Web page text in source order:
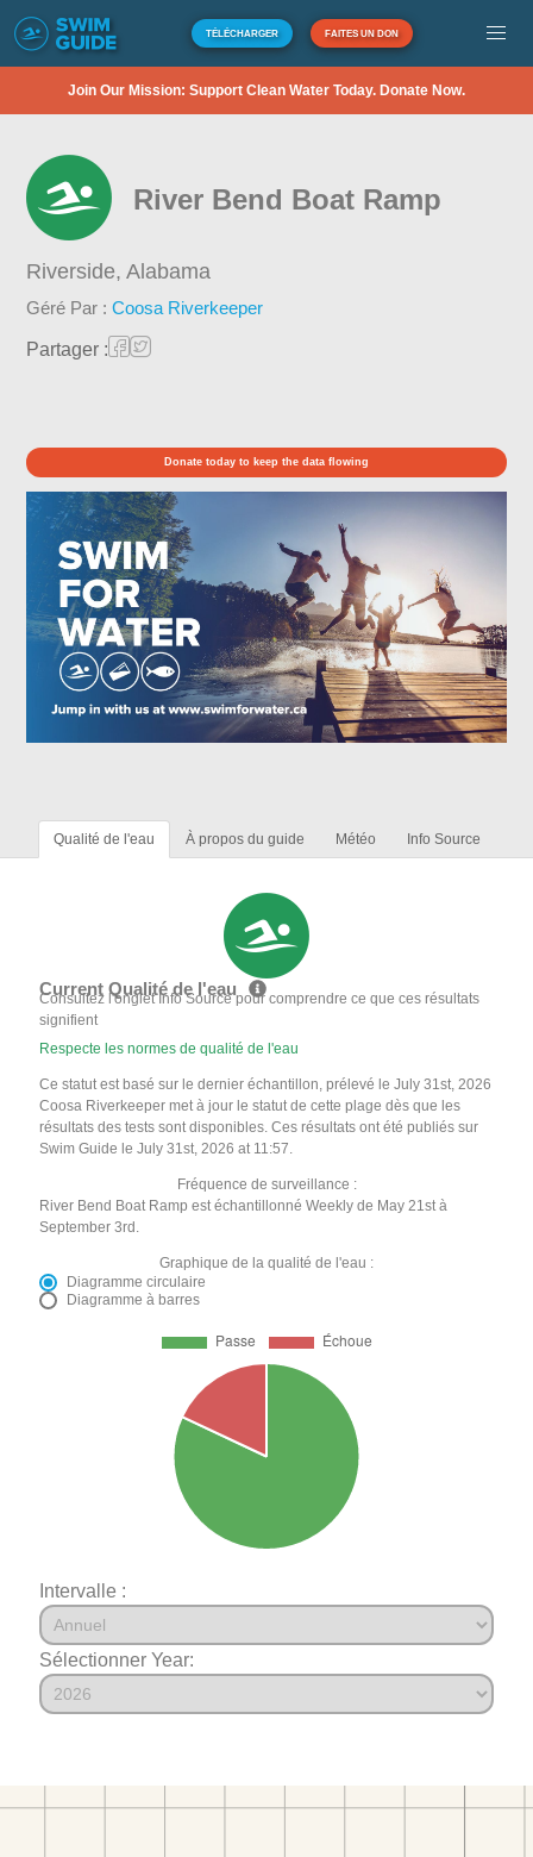
TÉLÉCHARGER FAITES UN DON
Join Our Mission: Support Clean Water Today. Donate Now.
River Bend Boat Ramp
Riverside,Alabama
Géré Par :Coosa Riverkeeper
Partager :
Donate today to keep the data flowing
Qualité de l'eau À propos du guide Météo Info Source
Current Qualité de l'eau
Consultez l'onglet Info Source pour comprendre ce que ces résultats
signifient
Respecte les normes de qualité de l'eau
Ce statut est basé sur le dernier échantillon, prélevé le July 31st, 2026
Coosa Riverkeeper met à jour le statut de cette plage dès que les
résultats des tests sont disponibles. Ces résultats ont été publiés sur
Swim Guide le July 31st, 2026 at 11:57.
Fréquence de surveillance :
River Bend Boat Ramp est échantillonné Weekly de May 21st à
September 3rd.
Graphique de la qualité de l'eau :
Diagramme circulaire
Diagramme à barres
Intervalle :
Sélectionner Year: